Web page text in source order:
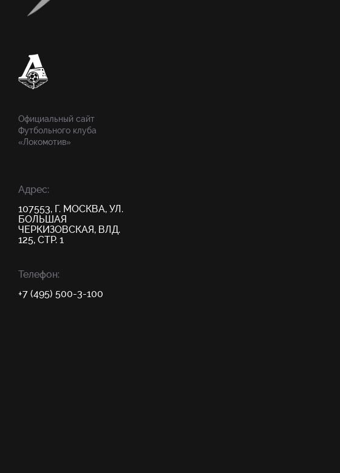
Официальный сайт
Футбольного клуба
«Локомотив»
Адрес:
107553, Г. МОСКВА, УЛ.
БОЛЬШАЯ
ЧЕРКИЗОВСКАЯ, ВЛД.
125, СТР. 1
Телефон:
+7 (495) 500-3-100